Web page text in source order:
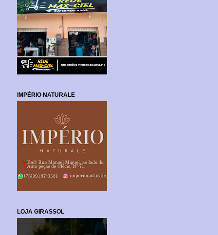
IMPÉRIO NATURALE
LOJA GIRASSOL